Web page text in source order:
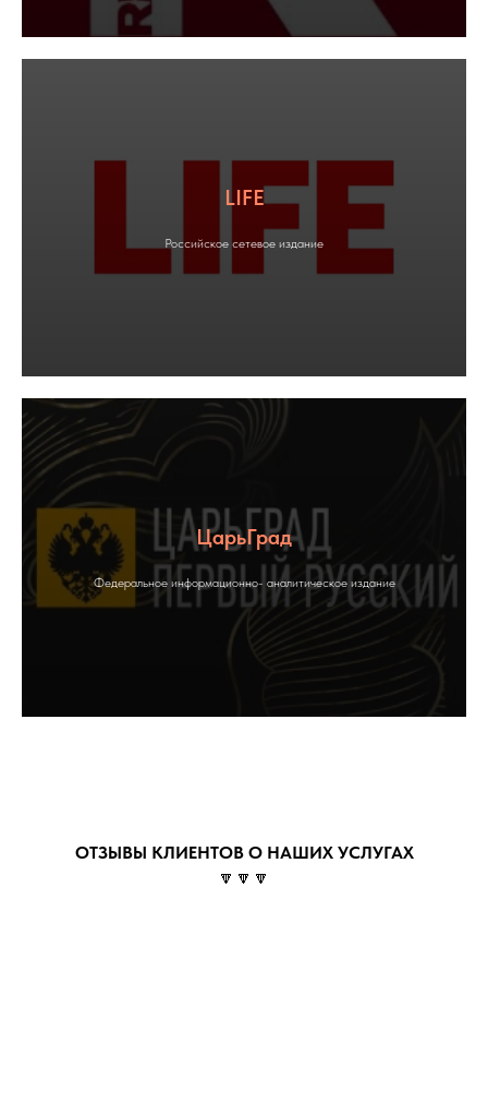
LIFE
Российское сетевое издание
ЦарьГрад
Федеральное информационно- аналитическое издание
ОТЗЫВЫ КЛИЕНТОВ О НАШИХ УСЛУГАХ
🔽🔽🔽